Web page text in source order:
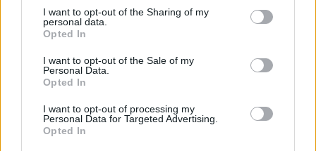
not limited to your visit or usage behaviour. You may click to
grant or deny consent to Google and its third-party tags to
use your data for below specified purposes in below Google
consent section.
I want to opt-out of the Sharing of my
personal data.
Opted In
I want to opt-out of the Sale of my
Personal Data.
Opted In
I want to opt-out of processing my
Personal Data for Targeted Advertising.
Opted In